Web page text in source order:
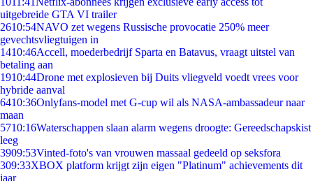
uitgebreide GTA VI trailer
2610:54NAVO zet wegens Russische provocatie 250% meer
gevechtsvliegtuigen in
1410:46Accell, moederbedrijf Sparta en Batavus, vraagt uitstel van
betaling aan
1910:44Drone met explosieven bij Duits vliegveld voedt vrees voor
hybride aanval
6410:36Onlyfans-model met G-cup wil als NASA-ambassadeur naar
maan
5710:16Waterschappen slaan alarm wegens droogte: Gereedschapskist
leeg
3909:53Vinted-foto's van vrouwen massaal gedeeld op seksfora
309:33XBOX platform krijgt zijn eigen "Platinum" achievements dit
jaar